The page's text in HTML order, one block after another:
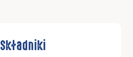
Składniki